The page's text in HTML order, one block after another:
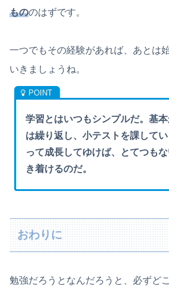
もののはずです。
一つでもその経験があれば、あとは
いきましょうね。
学習とはいつもシンプルだ。基
は繰り返し、小テストを課して
って成長してゆけば、とてつも
き着けるのだ。
おわりに
勉強だろうとなんだろうと、必ずど